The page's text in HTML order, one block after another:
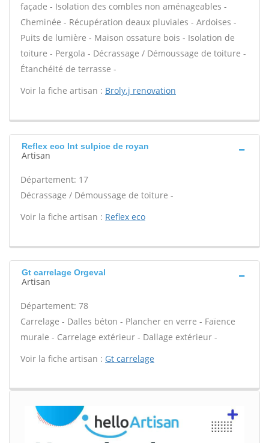
façade - Isolation des combles non aménageables -
Cheminée - Récupération deaux pluviales - Ardoises -
Puits de lumière - Maison ossature bois - Isolation de
toiture - Pergola - Décrassage / Démoussage de toiture -
Étanchéité de terrasse -
Voir la fiche artisan : Broly.j renovation
Reflex eco Int sulpice de royan
Artisan
Département: 17
Décrassage / Démoussage de toiture -
Voir la fiche artisan : Reflex eco
Gt carrelage Orgeval
Artisan
Département: 78
Carrelage - Dalles béton - Plancher en verre - Faïence
murale - Carrelage extérieur - Dallage extérieur -
Voir la fiche artisan : Gt carrelage